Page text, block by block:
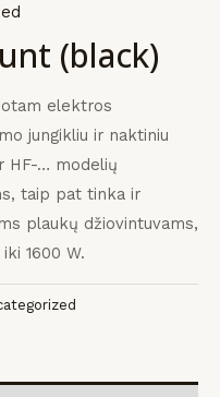
(black)
elektros
jungikliu ir naktiniu
HF-… modelių
taip pat tinka ir
plaukų džiovintuvams,
1600 W.